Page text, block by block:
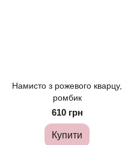
Намисто з рожевого кварцу,
ромбик
610 грн
Купити